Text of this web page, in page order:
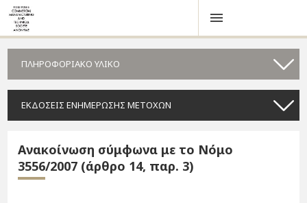
ΠΛΗΡΟΦΟΡΙΑΚΟ ΥΛΙΚΟ
ΕΚΔΟΣΕΙΣ ΕΝΗΜΕΡΩΣΗΣ ΜΕΤΟΧΩΝ
Ανακοίνωση σύμφωνα με το Νόμο
3556/2007 (άρθρο 14, παρ. 3)